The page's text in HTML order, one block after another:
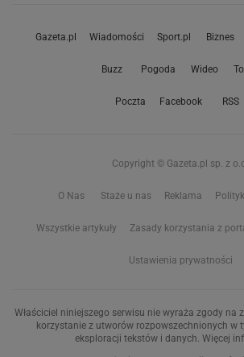
Gazeta.pl Wiadomości Sport.pl Biznes
Buzz Pogoda Wideo
Poczta Facebook RSS
Copyright © Gazeta.pl sp. z
O Nas Staże u nas Reklama
Wszystkie artykuły Zasady korzystania z
Ustawienia prywatności
Właściciel niniejszego serwisu nie wyraża zgody na
korzystanie z utworów rozpowszechnionych w
eksploracji tekstów i danych. Więcej